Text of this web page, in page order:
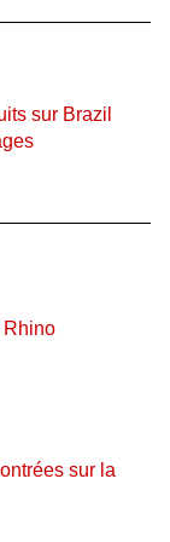
sur Brazil
Rhino
sur la